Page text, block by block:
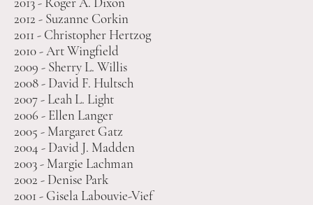
2012 - Suzanne Corkin
2011 - Christopher Hertzog
2010 - Art Wingfield
2009 - Sherry L. Willis
2008 - David F. Hultsch
2007 - Leah L. Light
2006 - Ellen Langer
2005 - Margaret Gatz
2004 - David J. Madden
2003 - Margie Lachman
2002 - Denise Park
2001 - Gisela Labouvie-Vief